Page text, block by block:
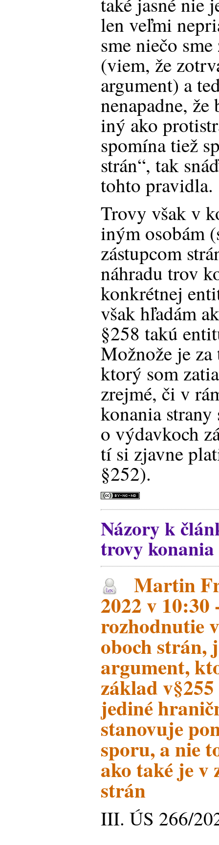
len veľmi
sme niečo
(viem, že
argument) a
nenapadne,
iný ako
spomína tiež
strán“, tak
tohto pravidla.
Trovy však v
iným osobám
zástupcom
náhradu trov
konkrétnej
však hľadám
§258 takú
Možnože je
ktorý som
zrejmé, či v
konania
o výdavkoch
tí si zjavne
§252).
Názory k
trovy konania
Martin
2022 v 10:30
rozhodnutie
oboch strán,
argument,
základ
jediné
stanovuje
sporu, a nie
ako také je v
strán
III. ÚS 266/